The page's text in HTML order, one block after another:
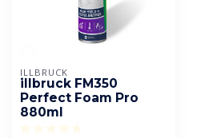
ILLBRUCK
illbruck FM350
Perfect Foam Pro
880ml